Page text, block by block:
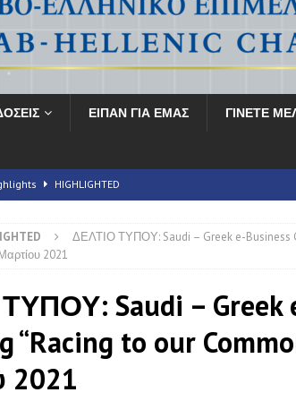
ΕΙΠΑΝ ΓΙΑ ΕΜΑΣ ΓΙΝΕΤΕ
HIGHLIGHTED
Συνέδριο για την Υγεία» ολοκληρώνεται με αξιοσημείωτη
Transition Symposium HIGHLIGHTED
FORUMS
ΔΕΛΤΙΟ ΤΥΠΟΥ: Saudi – Greek e-Business
2021
Saudi – Greek
“Racing to our
2021